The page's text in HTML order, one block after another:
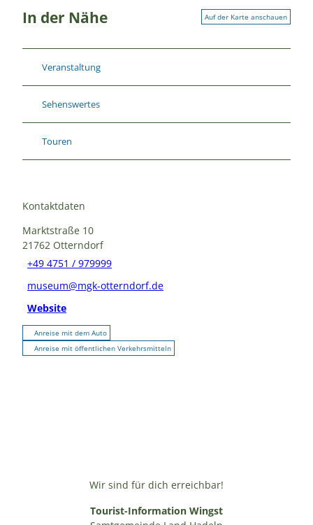
In der Nähe Auf der Karte anschauen
Veranstaltung
Sehenswertes
Touren
Kontaktdaten
Marktstraße 10
21762 Otterndorf
+49 4751 / 979999
museum@mgk-otterndorf.de
Website
Anreise mit dem Auto
Anreise mit öffentlichen Verkehrsmitteln
Wir sind für dich erreichbar!
Tourist-Information Wingst